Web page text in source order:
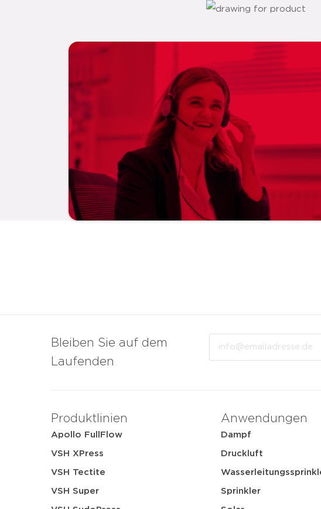
Bleiben Sie auf dem
Laufenden
Produktlinien
Apollo FullFlow
VSH XPress
VSH Tectite
VSH Super
Anwendungen
Dampf
Druckluft
Sprinkler